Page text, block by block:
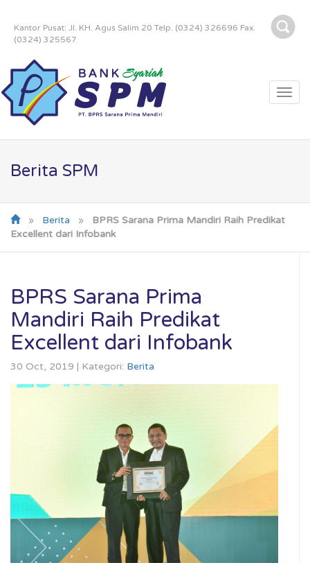
Kantor Pusat: Jl. KH. Agus Salim 20 Telp. (0324) 326696 Fax.
(0324) 325567
Berita SPM
» Berita » BPRS Sarana Prima Mandiri Raih Predikat
Excellent dari Infobank
BPRS Sarana Prima
Mandiri Raih Predikat
Excellent dari Infobank
30 Oct, 2019 | Kategori: Berita